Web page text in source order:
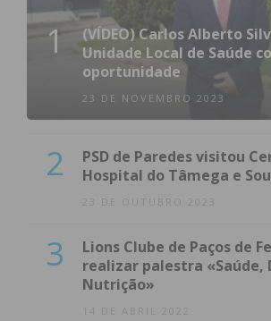
1
(VÍDEO) Carlos Alberto
Unidade Local de Saúde
oportunidade
23 DE NOVEMBRO 2023
2
PSD de Paredes visitou
Hospital do Tâmega e
23 DE OUTUBRO 2023
3
Lions Clube de Paços de
realizar palestra «Saúde,
Nutrição»
14 DE ABRIL 2022